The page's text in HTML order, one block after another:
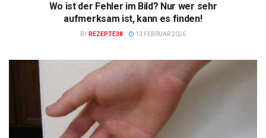
Wo ist der Fehler im Bild? Nur wer sehr
aufmerksam ist, kann es finden!
BY REZEPTE38 13 FEBRUAR 2026